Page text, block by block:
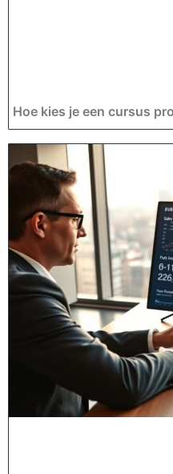
Hoe kies je een cursus